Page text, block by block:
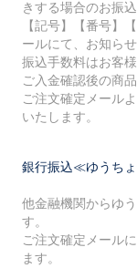
きする場合のお振
【記号】【番号】
ールにて、お知らせ
振込手数料はお
ご入金確認後の商
ご注文確定メール
いたします。
銀行振込≪ゆうち
他金融機関からゆ
す。
ご注文確定メール
ます。